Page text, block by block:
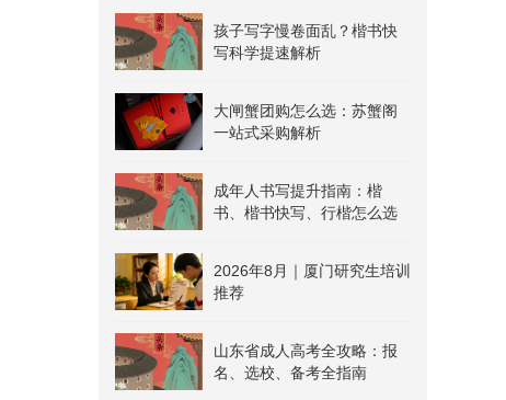
孩子写字慢卷面乱？楷书快
写科学提速解析
大闸蟹团购怎么选：苏蟹阁
一站式采购解析
成年人书写提升指南：楷
书、楷书快写、行楷怎么选
2026年8月｜厦门研究生培训
推荐
山东省成人高考全攻略：报
名、选校、备考全指南